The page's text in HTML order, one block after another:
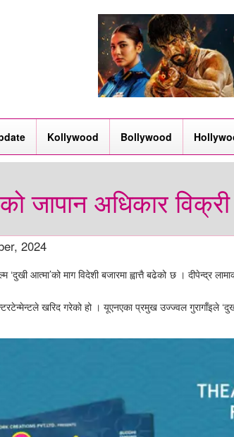
Kollywood Bollywood
जापान अधिकार विक्री
2024
आत्मा’को माग विदेशी बजारमा ह्वात्तै बढेको छ । दीपेन्द्र
खरिद गरेको हो । यूएनएका प्रमुख उज्ज्वल गुरागाँइले